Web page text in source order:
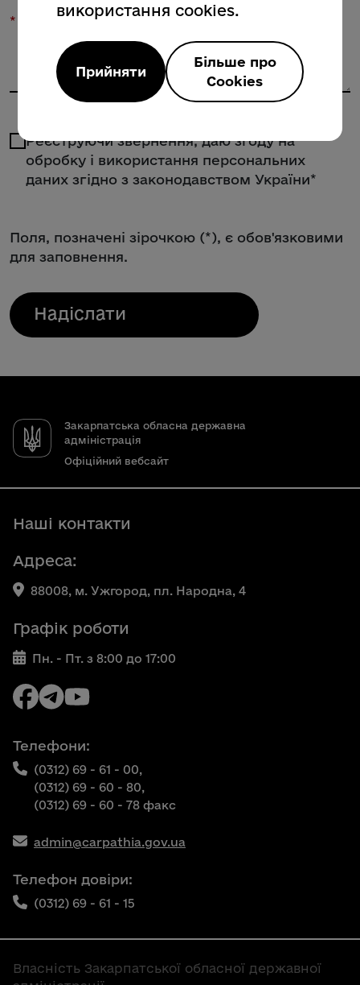
* Текст запиту
Реєструючи звернення, даю згоду на
обробку і використання персональних
даних згідно з законодавством України*
Поля, позначені зірочкою (*), є обов'язковими
для заповнення.
Закарпатська обласна державна
адміністрація
Офіційний вебсайт
Наші контакти
Адреса:
88008, м. Ужгород, пл. Народна, 4
Графік роботи
Пн. - Пт. з 8:00 до 17:00
Телефони:
(0312) 69 - 61 - 00,
(0312) 69 - 60 - 80,
(0312) 69 - 60 - 78 факс
admin@carpathia.gov.ua
Телефон довіри:
(0312) 69 - 61 - 15
Власність Закарпатської обласної державної
використання cookies.
Прийняти
Більше про
Cookies